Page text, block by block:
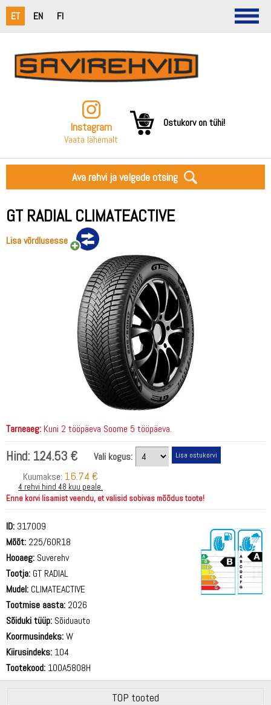
ET EN FI
Instagram
Vaata lähemalt
Ostukorv on tühi!
Ava rehvi ja velgede otsing
GT RADIAL CLIMATEACTIVE
Lisa võrdlusesse
Tarneaeg: Kuni 2 tööpäeva Soome 5 tööpäeva.
Hind: 124.53 €
Vali kogus:
Kuumakse: 16.74 €
4 rehvi hind 48 kuu peale.
Enne korvi lisamist veendu, et valisid sobivas mõõdus toote!
ID: 317009
Mõõt: 225/60R18
Hooaeg: Suverehv
Tootja: GT RADIAL
Mudel: CLIMATEACTIVE
Tootmise aasta: 2026
Sõiduki tüüp: Sõiduauto
Koormusindeks:W
Kiirusindeks: 104
Tootekood: 100A5808H
TOP tooted